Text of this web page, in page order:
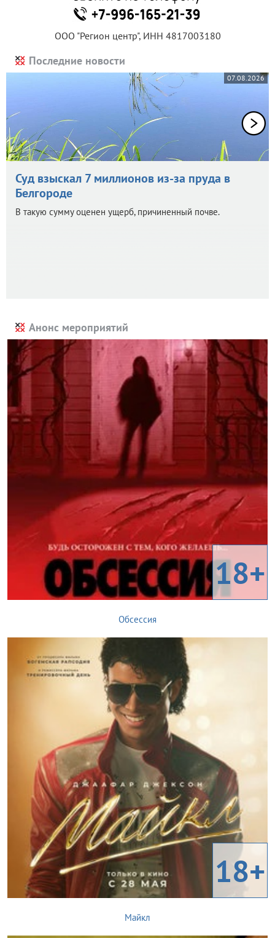
ООО "Регион центр", ИНН 4817003180
Последние новости
07.08.2026
Суд взыскал 7 миллионов из-за пруда в
Белгороде
В такую сумму оценен ущерб, причиненный почве.
Анонс мероприятий
18+
Обсессия
18+
Майкл